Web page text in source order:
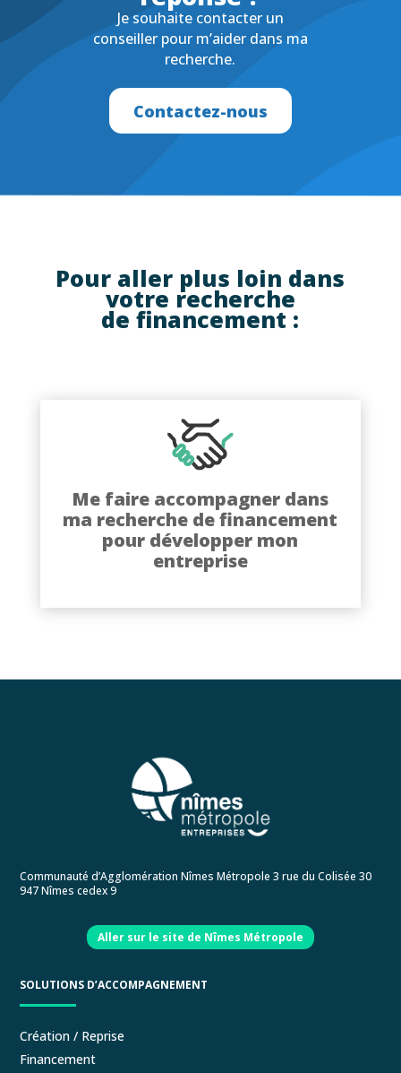
Je souhaite contacter un
conseiller pour m’aider dans ma
recherche.
Contactez-nous
Pour aller plus loin dans
votre recherche
de financement :
Me faire accompagner dans
ma recherche de financement
pour développer mon
entreprise
Découvrez comment nos
vous aider dans votre recherche de
financement pour votre projet de
développement.
Communauté d’Agglomération Nîmes Métropole 3 rue du Colisée 30
947 Nîmes cedex 9
Aller sur le site de Nîmes Métropole
SOLUTIONS D’ACCOMPAGNEMENT
Création / Reprise
Financement